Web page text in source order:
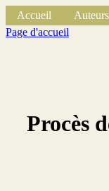
Accueil Auteurs
Page d'accueil
Procès